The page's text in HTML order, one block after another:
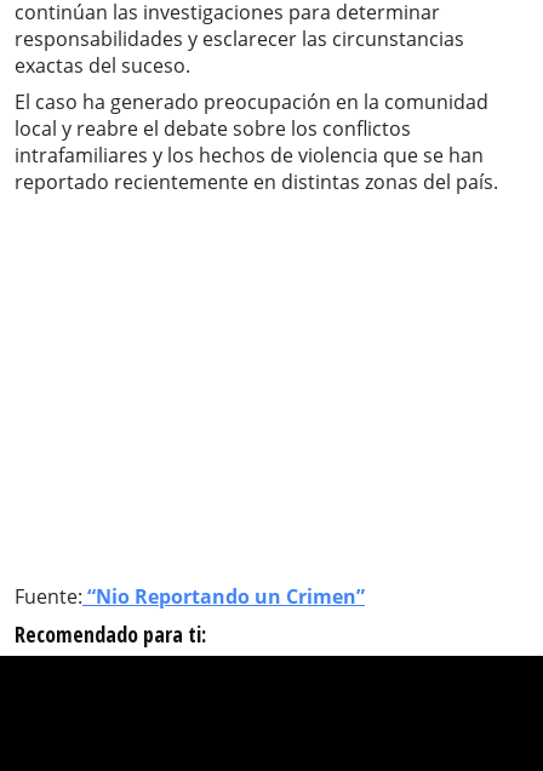
continúan las investigaciones para determinar
responsabilidades y esclarecer las circunstancias
exactas del suceso.
El caso ha generado preocupación en la comunidad
local y reabre el debate sobre los conflictos
intrafamiliares y los hechos de violencia que se han
reportado recientemente en distintas zonas del país.
Fuente: “Nio Reportando un Crimen”
Recomendado para ti: